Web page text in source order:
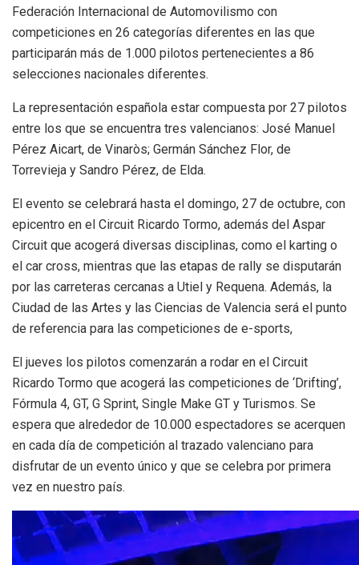
Federación Internacional de Automovilismo con
competiciones en 26 categorías diferentes en las que
participarán más de 1.000 pilotos pertenecientes a 86
selecciones nacionales diferentes.
La representación española estar compuesta por 27 pilotos
entre los que se encuentra tres valencianos: José Manuel
Pérez Aicart, de Vinaròs; Germán Sánchez Flor, de
Torrevieja y Sandro Pérez, de Elda.
El evento se celebrará hasta el domingo, 27 de octubre, con
epicentro en el Circuit Ricardo Tormo, además del Aspar
Circuit que acogerá diversas disciplinas, como el karting o
el car cross, mientras que las etapas de rally se disputarán
por las carreteras cercanas a Utiel y Requena. Además, la
Ciudad de las Artes y las Ciencias de Valencia será el punto
de referencia para las competiciones de e-sports,
El jueves los pilotos comenzarán a rodar en el Circuit
Ricardo Tormo que acogerá las competiciones de ‘Drifting’,
Fórmula 4, GT, G Sprint, Single Make GT y Turismos. Se
espera que alrededor de 10.000 espectadores se acerquen
en cada día de competición al trazado valenciano para
disfrutar de un evento único y que se celebra por primera
vez en nuestro país.